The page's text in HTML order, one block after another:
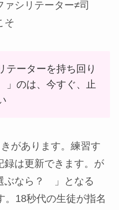
シリテーター≠司
そ
テーターを持ち回り
のは、今すぐ、止
があります。練習す
録は更新できます。が
ぶなら？ 」となる
。18秒代の生徒が指名